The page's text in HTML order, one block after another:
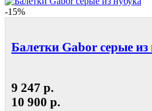
-15%
Балетки Gabor серые из
9 247 р.
10 900 р.